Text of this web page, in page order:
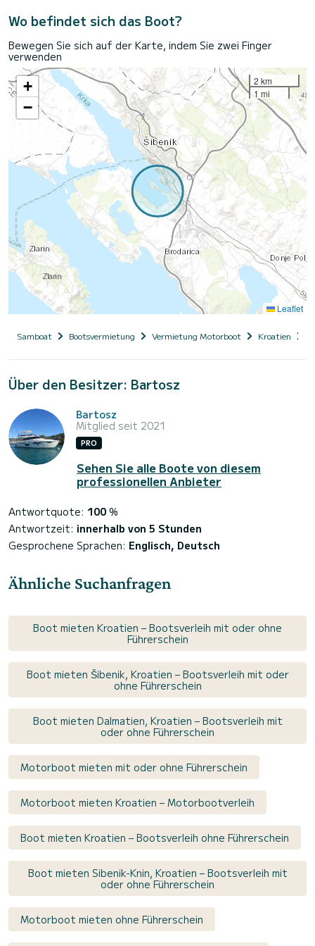
Wo befindet sich das Boot?
Bewegen Sie sich auf der Karte, indem Sie zwei Finger
verwenden
+
−
2 km
1 mi
Leaflet
Samboat Bootsvermietung Vermietung Motorboot Kroatien
Über den Besitzer: Bartosz
Bartosz
Mitglied seit 2021
PRO
Sehen Sie alle Boote von diesem
professionellen Anbieter
Antwortquote: 100 %
Antwortzeit: innerhalb von 5 Stunden
Gesprochene Sprachen: Englisch, Deutsch
Ähnliche Suchanfragen
Boot mieten Kroatien – Bootsverleih mit oder ohne
Führerschein
Boot mieten Šibenik, Kroatien – Bootsverleih mit oder
ohne Führerschein
Boot mieten Dalmatien, Kroatien – Bootsverleih mit
oder ohne Führerschein
Motorboot mieten mit oder ohne Führerschein
Motorboot mieten Kroatien – Motorbootverleih
Boot mieten Kroatien – Bootsverleih ohne Führerschein
Boot mieten Sibenik-Knin, Kroatien – Bootsverleih mit
oder ohne Führerschein
Motorboot mieten ohne Führerschein